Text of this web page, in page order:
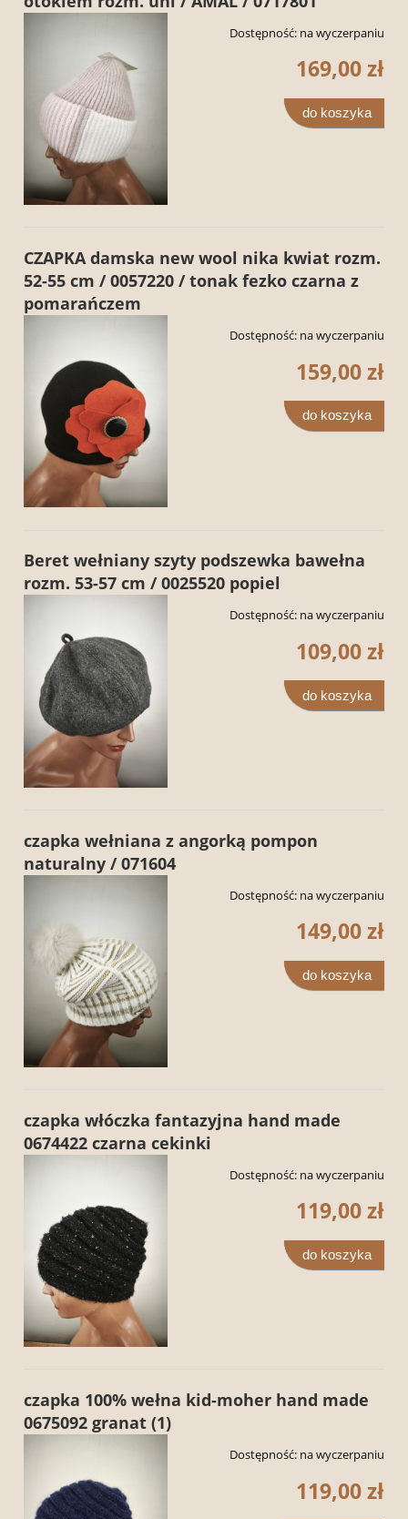
Dostępność: na wyczerpaniu
169,00 zł
do koszyka
CZAPKA damska new wool nika kwiat rozm.
52-55 cm / 0057220 / tonak fezko czarna z
pomarańczem
Dostępność: na wyczerpaniu
159,00 zł
do koszyka
Beret wełniany szyty podszewka bawełna
rozm. 53-57 cm / 0025520 popiel
Dostępność: na wyczerpaniu
109,00 zł
do koszyka
czapka wełniana z angorką pompon
naturalny / 071604
Dostępność: na wyczerpaniu
149,00 zł
do koszyka
czapka włóczka fantazyjna hand made
0674422 czarna cekinki
Dostępność: na wyczerpaniu
119,00 zł
do koszyka
czapka 100% wełna kid-moher hand made
0675092 granat (1)
Dostępność: na wyczerpaniu
119,00 zł